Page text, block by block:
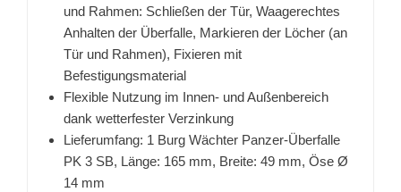
und Rahmen: Schließen der Tür, Waagerechtes
Anhalten der Überfalle, Markieren der Löcher (an
Tür und Rahmen), Fixieren mit
Befestigungsmaterial
Flexible Nutzung im Innen- und Außenbereich
dank wetterfester Verzinkung
Lieferumfang: 1 Burg Wächter Panzer-Überfalle
PK 3 SB, Länge: 165 mm, Breite: 49 mm, Öse Ø
14 mm